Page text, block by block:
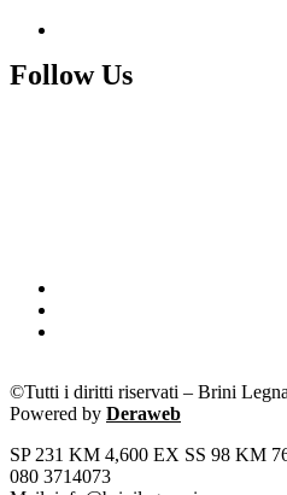
Follow Us
©Tutti i diritti riservati – Brini
Powered by Deraweb
SP 231 KM 4,600 EX SS 98 KM
080 3714073